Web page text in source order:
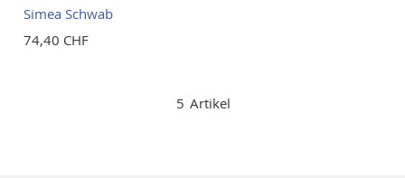
Simea Schwab
74,40 CHF
5 Artikel